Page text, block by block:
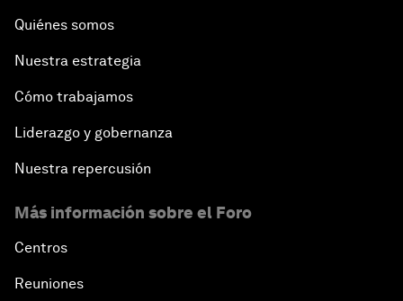
Quiénes somos
Nuestra estrategia
Cómo trabajamos
Liderazgo y gobernanza
Nuestra repercusión
Más información sobre el Foro
Centros
Reuniones